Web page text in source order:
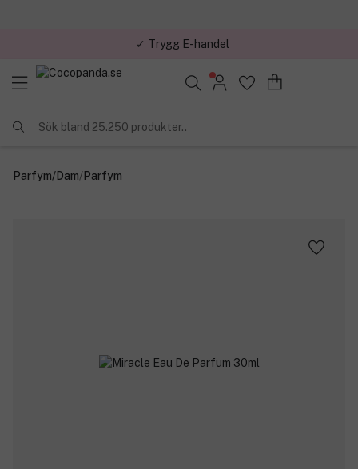
✓ Trygg E-handel
Sök bland 25.250 produkter..
Parfym/Dam/Parfym